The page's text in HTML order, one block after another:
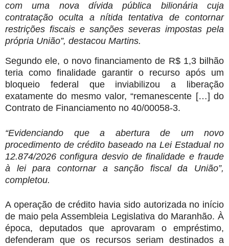
com uma nova dívida pública bilionária cuja
contratação oculta a nítida tentativa de contornar
restrições fiscais e sanções severas impostas pela
própria União”, destacou Martins.
Segundo ele, o novo financiamento de R$ 1,3 bilhão
teria como finalidade garantir o recurso após um
bloqueio federal que inviabilizou a liberação
exatamente do mesmo valor, “remanescente […] do
Contrato de Financiamento no 40/00058-3.
“Evidenciando que a abertura de um novo
procedimento de crédito baseado na Lei Estadual no
12.874/2026 configura desvio de finalidade e fraude
à lei para contornar a sanção fiscal da União”,
completou.
A operação de crédito havia sido autorizada no início
de maio pela Assembleia Legislativa do Maranhão. À
época, deputados que aprovaram o empréstimo,
defenderam que os recursos seriam destinados a